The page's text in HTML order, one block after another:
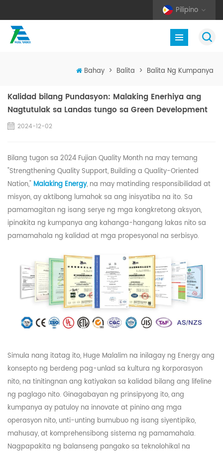
Pilipino
Bahay > Balita > Balita Ng Kumpanya
Kalidad bilang Pundasyon: Malaking Enerhiya ang
Nagtutulak sa Landas tungo sa Green Development
2024-12-02
Bilang tugon sa 2024 Fujian Quality Month na may temang
"Strengthening Quality Support, Building a Quality-Oriented
Nation," Malaking Energy, na may matinding responsibilidad at
misyon, ay aktibong lumahok sa ang inisyatiba na ito. Sa
pamamagitan ng isang serye ng mga kongkretong aksyon,
ipinakita ng kumpanya ang kahanga-hangang lakas nito sa
pamamahala ng kalidad at mga propesyonal na serbisyo.
Simula nang itatag ito, Huge Malalim na inilagay ng Energy ang
konsepto ng berdeng pag-unlad sa kultura ng korporasyon
nito, na tinitingnan ang katiyakan sa kalidad bilang ang lifeline
ng paglago nito. Ginagabayan ng prinsipyong ito, ang
kumpanya ay patuloy na innovate at pinino ang mga
operasyon nito, unti-unting bumubuo ng isang siyentipiko,
mahusay, at komprehensibong sistema ng pamamahala.
Nagpapakita ng balanseng pangako sa teknolohikal na